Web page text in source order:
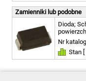
Zamienniki lub podobne
Dioda;
Nr
Stan [